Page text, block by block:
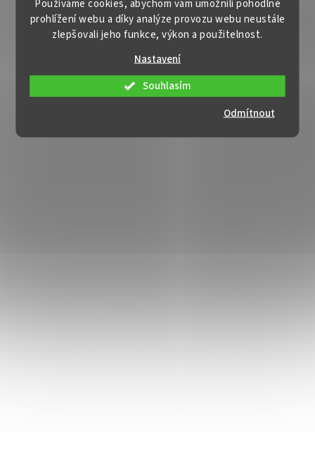
Používáme cookies, abychom vám umožnili pohodlné
prohlížení webu a díky analýze provozu webu neustále
zlepšovali jeho funkce, výkon a použitelnost.
Nastavení
Odmítnout
Souhlasím